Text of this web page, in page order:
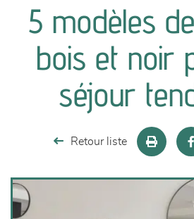
canapés et fauteuils
séjours
meubles de complément
chambres et dressing
literie
5 modèles
bois et noir
séjour
Retour liste